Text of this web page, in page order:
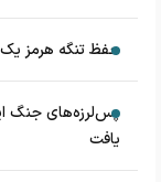
حفظ تنگه هرمز
پس‌لرزه‌های جنگ
یافت